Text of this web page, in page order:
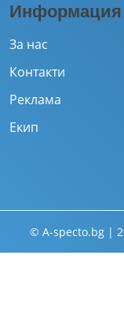
Информация
За нас
Контакти
Реклама
Екип
© A-specto.bg |